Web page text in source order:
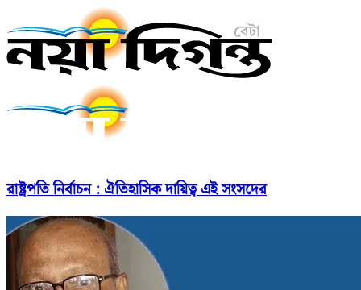
রাষ্ট্রপতি নির্বাচন : ঐতিহাসিক দায়িত্ব এই সংসদের